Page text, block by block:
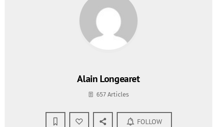
Alain Longearet
657 Articles
FOLLOW